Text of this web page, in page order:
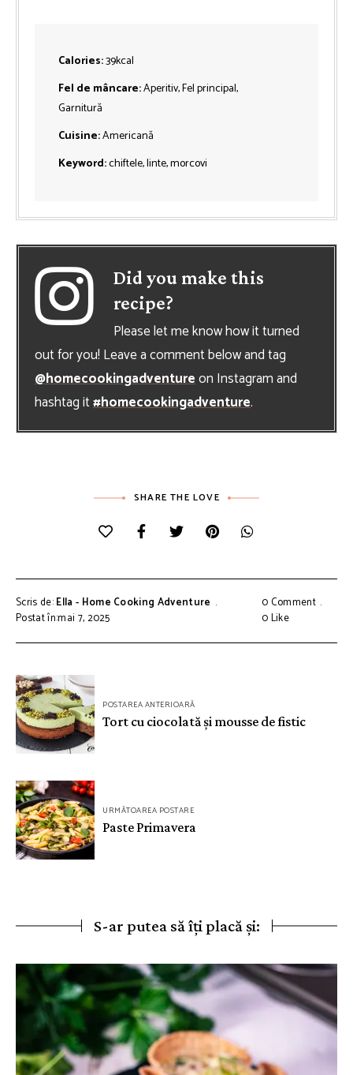
Calories:39kcal
Fel de mâncare:Aperitiv, Fel principal,
Garnitură
Cuisine:Americană
Keyword:chiftele, linte, morcovi
Did you make this
recipe?
Please let me know how it turned
out for you! Leave a comment below and tag
@homecookingadventureon Instagram and
hashtag it#homecookingadventure.
SHARE THE LOVE
Scris de:Ella - Home Cooking Adventure
Postat în:mai 7, 2025
0 Comment
0Like
Navigare
în
articole
POSTAREA ANTERIOARĂ
Tort cu ciocolată și mousse de fistic
URMĂTOAREA POSTARE
Paste Primavera
S-ar putea să îți placă și: